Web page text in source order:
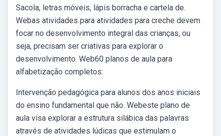
Sacola, letras móveis, lápis borracha e cartela de.
Webas atividades para atividades para creche devem
focar no desenvolvimento integral das crianças, ou
seja, precisam ser criativas para explorar o
desenvolvimento. Web60 planos de aula para
alfabetização completos:
Intervenção pedagógica para alunos dos anos iniciais
do ensino fundamental que não. Webeste plano de
aula visa explorar a estrutura silábica das palavras
através de atividades lúdicas que estimulam o